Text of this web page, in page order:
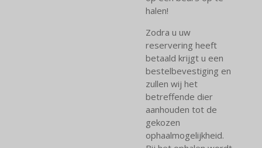
halen!
Zodra u uw
reservering heeft
betaald krijgt u een
bestelbevestiging en
zullen wij het
betreffende dier
aanhouden tot de
gekozen
ophaalmogelijkheid.